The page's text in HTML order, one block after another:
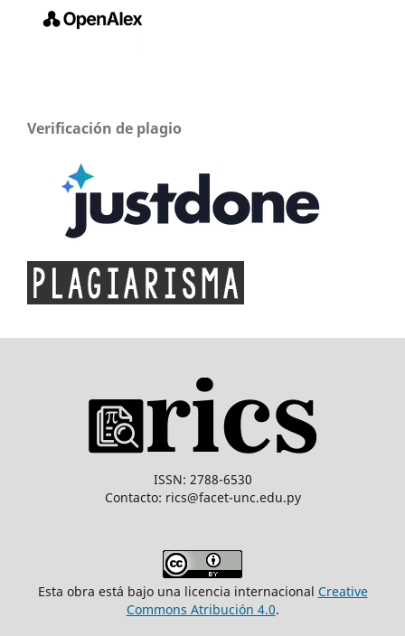
Verificación de plagio
ISSN: 2788-6530
Contacto: rics@facet-unc.edu.py
Esta obra está bajo una licencia internacional Creative
Commons Atribución 4.0.